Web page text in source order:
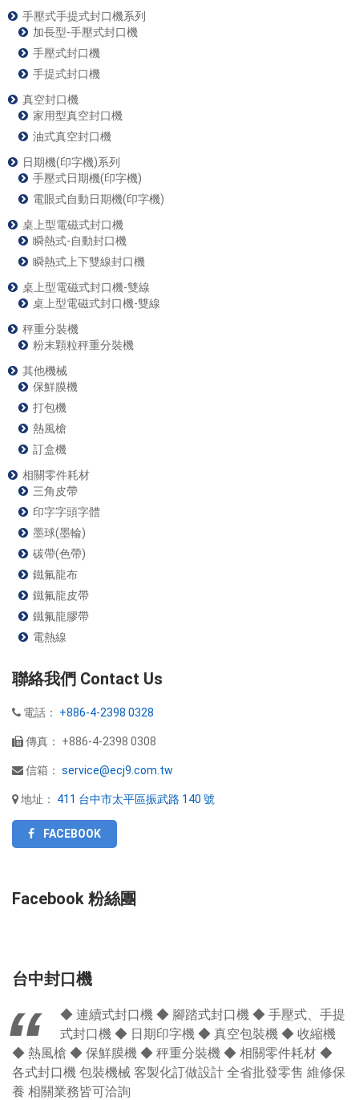
手壓式手提式封口機系列
加長型-手壓式封口機
手壓式封口機
手提式封口機
真空封口機
家用型真空封口機
油式真空封口機
日期機(印字機)系列
手壓式日期機(印字機)
電眼式自動日期機(印字機)
桌上型電磁式封口機
瞬熱式-自動封口機
瞬熱式上下雙線封口機
桌上型電磁式封口機-雙線
桌上型電磁式封口機-雙線
秤重分裝機
粉末顆粒秤重分裝機
其他機械
保鮮膜機
打包機
熱風槍
訂盒機
相關零件耗材
三角皮帶
印字字頭字體
墨球(墨輪)
碳帶(色帶)
鐵氟龍布
鐵氟龍皮帶
鐵氟龍膠帶
電熱線
聯絡我們 Contact Us
電話： +886-4-2398 0328
傳真： +886-4-2398 0308
信箱： service@ecj9.com.tw
地址： 411 台中市太平區振武路 140 號
FACEBOOK
Facebook 粉絲團
台中封口機
◆ 連續式封口機 ◆ 腳踏式封口機 ◆ 手壓式、手提
式封口機 ◆ 日期印字機 ◆ 真空包裝機 ◆ 收縮機
◆ 熱風槍 ◆ 保鮮膜機 ◆ 秤重分裝機 ◆ 相關零件耗材 ◆
各式封口機 包裝機械 客製化訂做設計 全省批發零售 維修保
養 相關業務皆可洽詢